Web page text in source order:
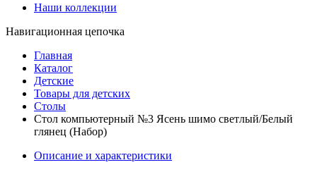
Наши коллекции
Навигационная цепочка
Главная
Каталог
Детские
Товары для детских
Столы
Стол компьютерный №3 Ясень шимо светлый/Белый
глянец (Набор)
Описание и характеристики